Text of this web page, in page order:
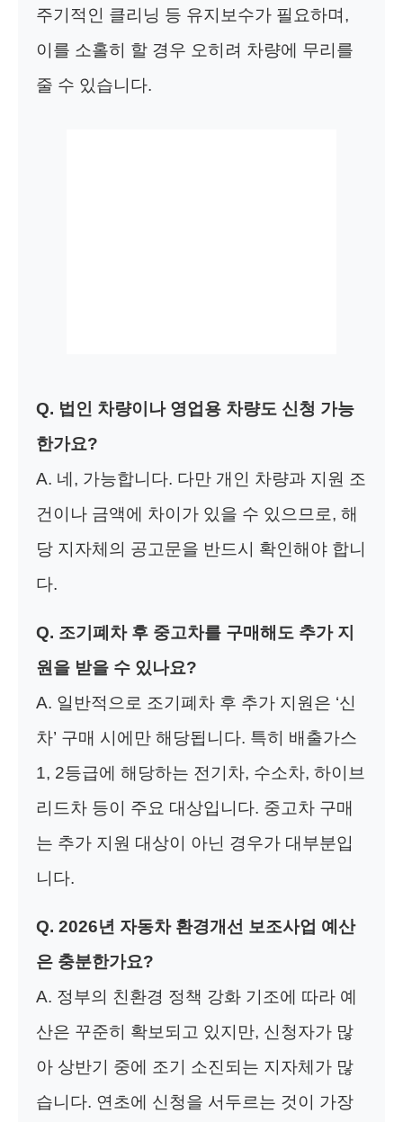
주기적인 클리닝 등 유지보수가 필요하며,
이를 소홀히 할 경우 오히려 차량에 무리를
줄 수 있습니다.
Q. 법인 차량이나 영업용 차량도 신청 가능
한가요?
A. 네, 가능합니다. 다만 개인 차량과 지원 조
건이나 금액에 차이가 있을 수 있으므로, 해
당 지자체의 공고문을 반드시 확인해야 합니
다.
Q. 조기폐차 후 중고차를 구매해도 추가 지
원을 받을 수 있나요?
A. 일반적으로 조기폐차 후 추가 지원은 ‘신
차’ 구매 시에만 해당됩니다. 특히 배출가스
1, 2등급에 해당하는 전기차, 수소차, 하이브
리드차 등이 주요 대상입니다. 중고차 구매
는 추가 지원 대상이 아닌 경우가 대부분입
니다.
Q. 2026년 자동차 환경개선 보조사업 예산
은 충분한가요?
A. 정부의 친환경 정책 강화 기조에 따라 예
산은 꾸준히 확보되고 있지만, 신청자가 많
아 상반기 중에 조기 소진되는 지자체가 많
습니다. 연초에 신청을 서두르는 것이 가장